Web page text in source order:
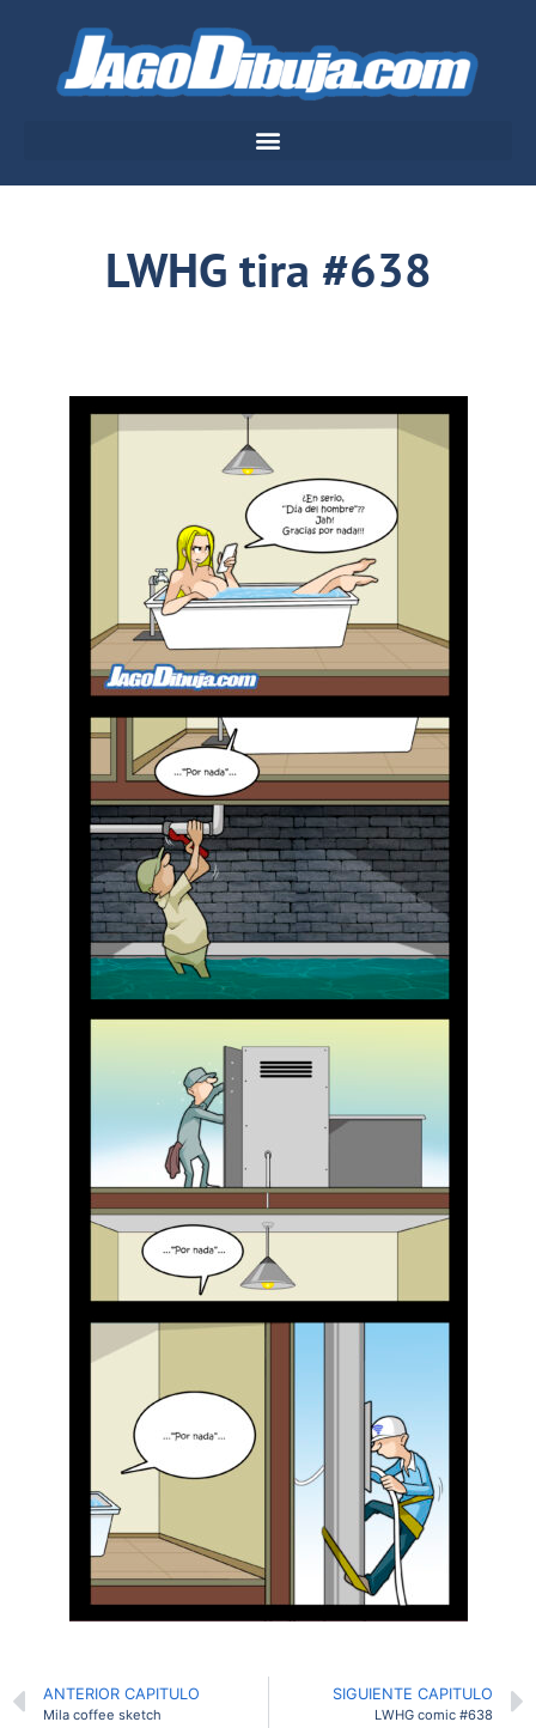
LWHG tira #638
ANTERIOR CAPITULO
Mila coffee sketch
SIGUIENTE CAPITULO
LWHG comic #638